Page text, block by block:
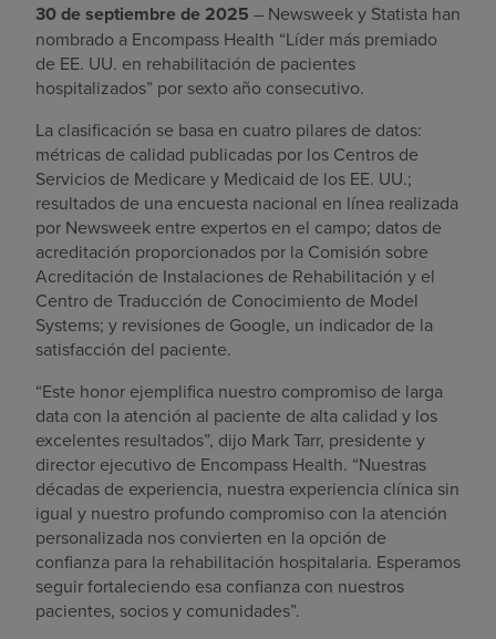
30 de septiembre de 2025 – Newsweek y Statista han
nombrado a Encompass Health “Líder más premiado
de EE. UU. en rehabilitación de pacientes
hospitalizados” por sexto año consecutivo.
La clasificación se basa en cuatro pilares de datos:
métricas de calidad publicadas por los Centros de
Servicios de Medicare y Medicaid de los EE. UU.;
resultados de una encuesta nacional en línea realizada
por Newsweek entre expertos en el campo; datos de
acreditación proporcionados por la Comisión sobre
Acreditación de Instalaciones de Rehabilitación y el
Centro de Traducción de Conocimiento de Model
Systems; y revisiones de Google, un indicador de la
satisfacción del paciente.
“Este honor ejemplifica nuestro compromiso de larga
data con la atención al paciente de alta calidad y los
excelentes resultados”, dijo Mark Tarr, presidente y
director ejecutivo de Encompass Health. “Nuestras
décadas de experiencia, nuestra experiencia clínica sin
igual y nuestro profundo compromiso con la atención
personalizada nos convierten en la opción de
confianza para la rehabilitación hospitalaria. Esperamos
seguir fortaleciendo esa confianza con nuestros
pacientes, socios y comunidades”.